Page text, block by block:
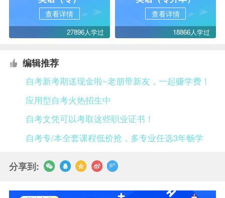
查看详情
27896人学过
查看详情
18866人学过
编辑推荐
自考新考期送现金啦~老朋带新友，一起赚学费！
应用型自考火热招生中
自考文凭可以考取这些职业证书！
自考专/本全套课程低价抢，多专业任选3年畅学
分享到: